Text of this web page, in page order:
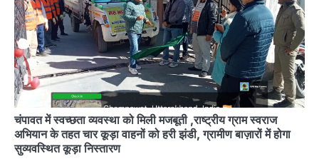
चंपावत में स्वच्छता व्यवस्था को मिली मजबूती ,राष्ट्रीय ग्राम स्वराज
अभियान के तहत चार कूड़ा वाहनों को हरी झंडी, ग्रामीण बाज़ारों में होगा
सुव्यवस्थित कूड़ा निस्तारण